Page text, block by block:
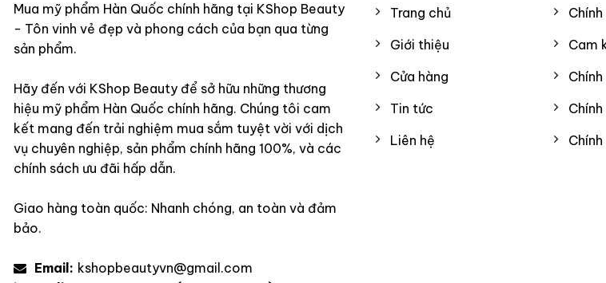
Mua mỹ phẩm Hàn Quốc chính hãng tại KShop Beauty
- Tôn vinh vẻ đẹp và phong cách của bạn qua từng
sản phẩm.
Hãy đến với KShop Beauty để sở hữu những thương
hiệu mỹ phẩm Hàn Quốc chính hãng. Chúng tôi cam
kết mang đến trải nghiệm mua sắm tuyệt vời với dịch
vụ chuyên nghiệp, sản phẩm chính hãng 100%, và các
chính sách ưu đãi hấp dẫn.
Giao hàng toàn quốc: Nhanh chóng, an toàn và đảm
bảo.
Email: kshopbeautyvn@gmail.com
Trang chủ
Giới thiệu
Cửa hàng
Tin tức
Liên hệ
Cam